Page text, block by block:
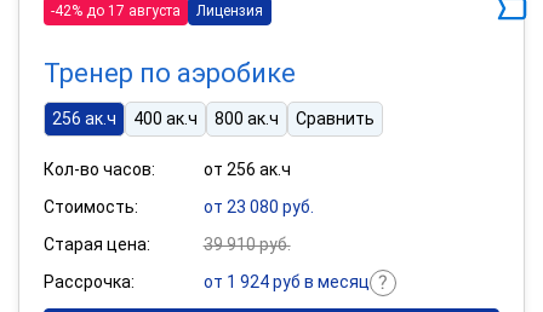
-42% до 17 августа Лицензия
Тренер по аэробике
256 ак.ч 400 ак.ч 800 ак.ч Сравнить
Кол-во часов:
от 256 ак.ч
Стоимость:
от 23 080 руб.
Старая цена:
39 910 руб.
Рассрочка:
от 1 924 руб в месяц